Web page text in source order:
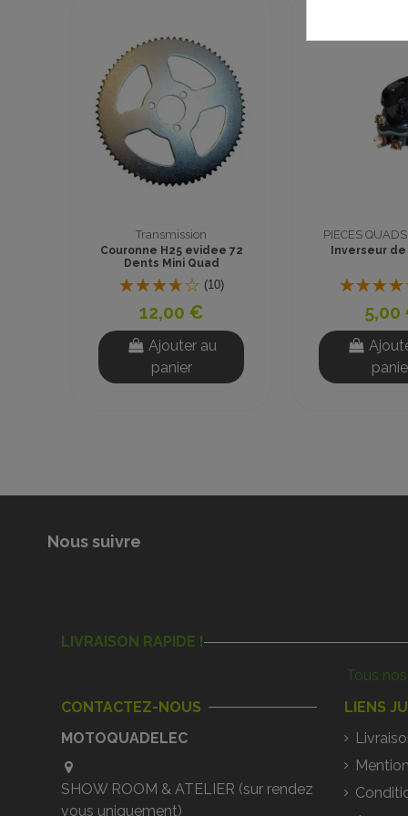
PIECES QUADS & MOTOS
Inverseur de marche
Ajouter au
panier
Nous suivre
LIVRAISON RAPIDE !
Tous
CONTACTEZ-NOUS
MOTOQUADELEC
SHOW ROOM & ATELIER (sur rendez
vous uniquement)
LIENS